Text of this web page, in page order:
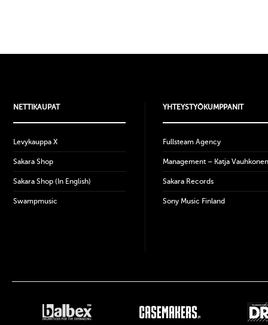
NETTIKAUPAT
Levykauppa X
Sakara Shop
Sakara Shop (In English)
Swampmusic
YHTEYSTYÖKUMPPANIT
Fullsteam Agency
Management – Katja Vauhkonen
Sakara Records
Sony Music Finland